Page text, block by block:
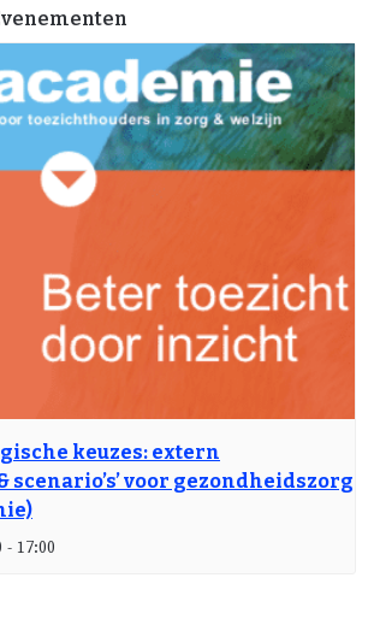
keuzes: extern
scenario’s’ voor gezondheidszorg
- 17:00